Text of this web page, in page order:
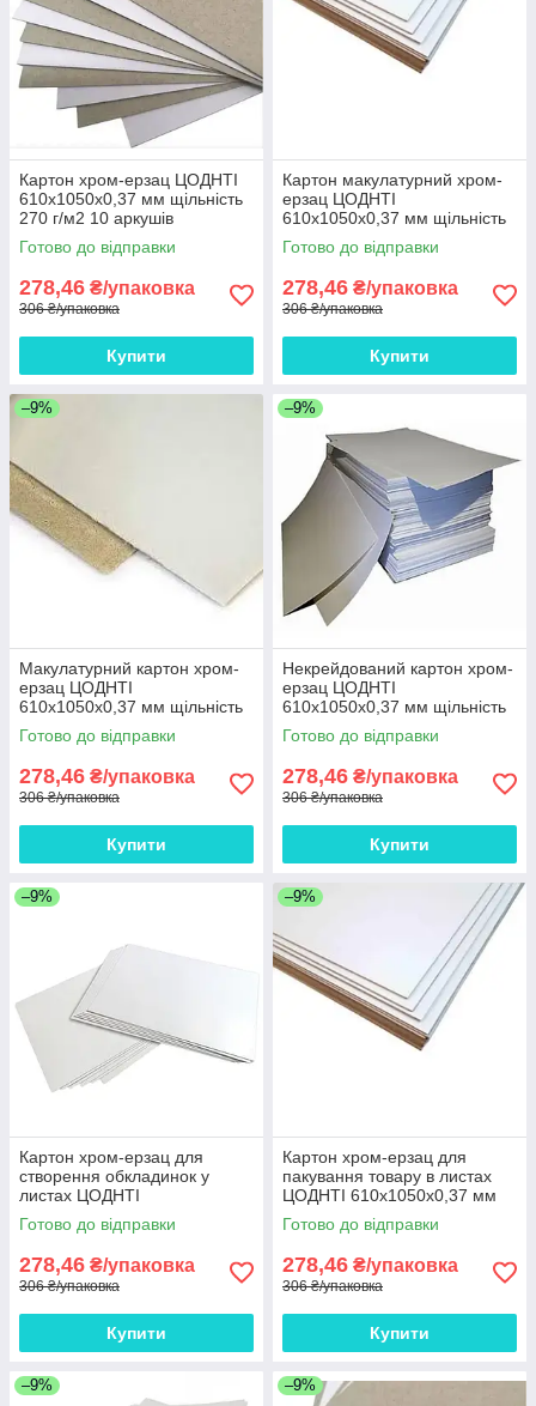
Картон хром-ерзац ЦОДНТІ
610x1050x0,37 мм щільність
270 г/м2 10 аркушів
Готово до відправки
278,46 ₴/упаковка
306 ₴/упаковка
Купити
Картон макулатурний хром-
ерзац ЦОДНТІ
610x1050x0,37 мм щільність
270 г/м2 10 аркушів
Готово до відправки
278,46 ₴/упаковка
306 ₴/упаковка
Купити
–9%
Макулатурний картон хром-
ерзац ЦОДНТІ
610x1050x0,37 мм щільність
270 г/м2 10 аркушів
Готово до відправки
278,46 ₴/упаковка
306 ₴/упаковка
Купити
–9%
Некрейдований картон хром-
ерзац ЦОДНТІ
610x1050x0,37 мм щільність
270 г/м2 10 аркушів
Готово до відправки
278,46 ₴/упаковка
306 ₴/упаковка
Купити
–9%
Картон хром-ерзац для
створення обкладинок у
листах ЦОДНТІ
610x1050x0,37 мм щільність
270 г/м2 10 листів
Готово до відправки
278,46 ₴/упаковка
306 ₴/упаковка
Купити
–9%
Картон хром-ерзац для
пакування товару в листах
ЦОДНТІ 610x1050x0,37 мм
щільність 270 г/м2 10 листів
Готово до відправки
278,46 ₴/упаковка
306 ₴/упаковка
Купити
–9% –9%